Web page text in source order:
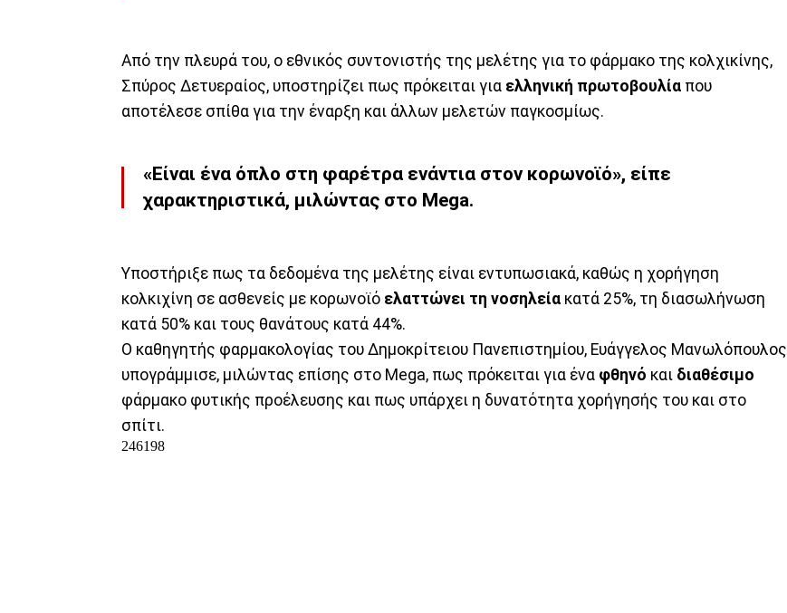
Από την πλευρά του, ο εθνικός συντονιστής της μελέτης για το φάρμακο της κολχικίνης,
Σπύρος Δετυεραίος, υποστηρίζει πως πρόκειται για ελληνική πρωτοβουλία που
αποτέλεσε σπίθα για την έναρξη και άλλων μελετών παγκοσμίως.
«Είναι ένα όπλο στη φαρέτρα ενάντια στον κορωνοϊό», είπε
χαρακτηριστικά, μιλώντας στο Mega.
Υποστήριξε πως τα δεδομένα της μελέτης είναι εντυπωσιακά, καθώς η χορήγηση
κολκιχίνη σε ασθενείς με κορωνοϊό ελαττώνει τη νοσηλεία κατά 25%, τη διασωλήνωση
κατά 50% και τους θανάτους κατά 44%.
O καθηγητής φαρμακολογίας του Δημοκρίτειου Πανεπιστημίου, Ευάγγελος Μανωλόπουλος
υπογράμμισε, μιλώντας επίσης στο Mega, πως πρόκειται για ένα φθηνό και διαθέσιμο
φάρμακο φυτικής προέλευσης και πως υπάρχει η δυνατότητα χορήγησής του και στο
σπίτι.